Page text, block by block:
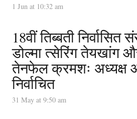
1 Jun at 10:32 am
18वीं तिब्बती
डोल्मा त्सेरिंग तेयखांग
तेनफेल क्रमशः अध्यक्ष
निर्वाचित
31 May at 9:50 am